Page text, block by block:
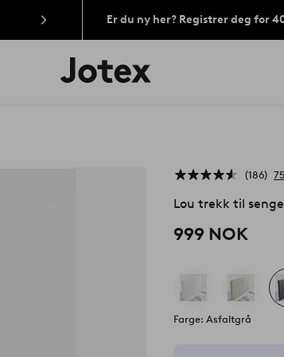
Er du ny her? Registrer deg for
Jotex’
logo
186
Lou trekk til
999 NOK
Farge: Asfaltgrå